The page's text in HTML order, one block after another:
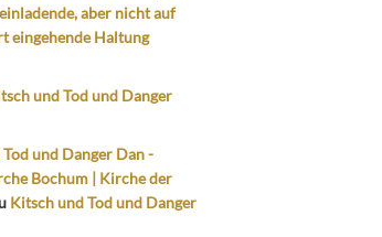
aber nicht auf
eingehende Haltung
und Tod und Danger
und Danger Dan -
Bochum | Kirche der
Kitsch und Tod und Danger